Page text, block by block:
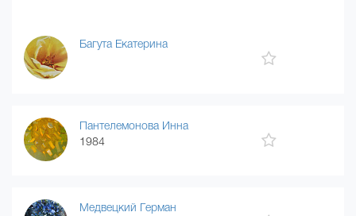
Багута Екатерина
Пантелемонова Инна
1984
Медвецкий Герман